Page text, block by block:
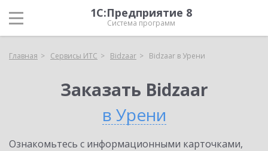
1С:Предприятие 8
Система программ
Главная Сервисы ИТС Bidzaar Bidzaar в Урени
Заказать Bidzaar
в Урени
Ознакомьтесь с информационными карточками,